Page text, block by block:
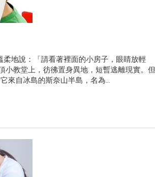
地說：「請看著裡面的小房子，眼睛放輕
教堂上，彷彿置身異地，短暫逃離現實。但
來自冰島的斯奈山半島，名為